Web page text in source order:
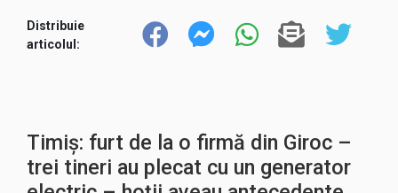
Distribuie
articolul:
Timiș: furt de la o firmă din Giroc –
trei tineri au plecat cu un generator